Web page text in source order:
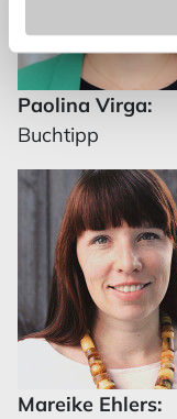
Paolina Virga:
Buchtipp
Mareike Ehlers: